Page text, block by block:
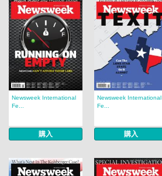
Newsweek International
Fe...
購入
Newsweek International
Fe...
購入